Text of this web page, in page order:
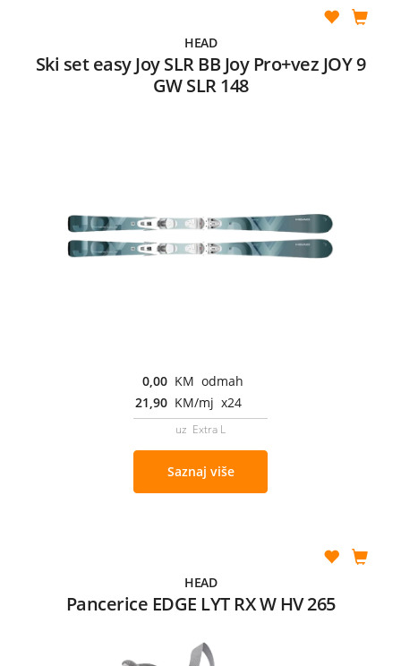
HEAD
Ski set easy Joy SLR BB Joy Pro+vez JOY 9
GW SLR 148
0,00 KM odmah
21,90 KM/mj x24
uz Extra L
Saznaj više
HEAD
Pancerice EDGE LYT RX W HV 265